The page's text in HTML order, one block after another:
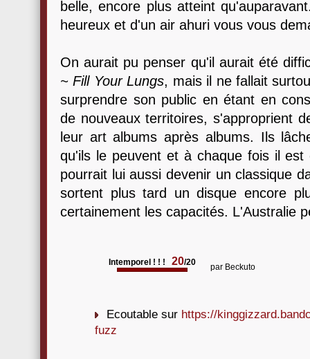
belle, encore plus atteint
heureux et d'un air ahuri vous vous
On aurait pu penser qu'il aurait été
~ Fill Your Lungs, mais il ne fallait
surprendre son public en étant en
de nouveaux territoires, s'approprient
leur art albums après albums. Ils
qu'ils le peuvent et à chaque fois il
pourrait lui aussi devenir un classique
sortent plus tard un disque encore
certainement les capacités. L'Australie
Intemporel ! ! ! 20/20 par Beckuto
Ecoutable sur https://
fuzz